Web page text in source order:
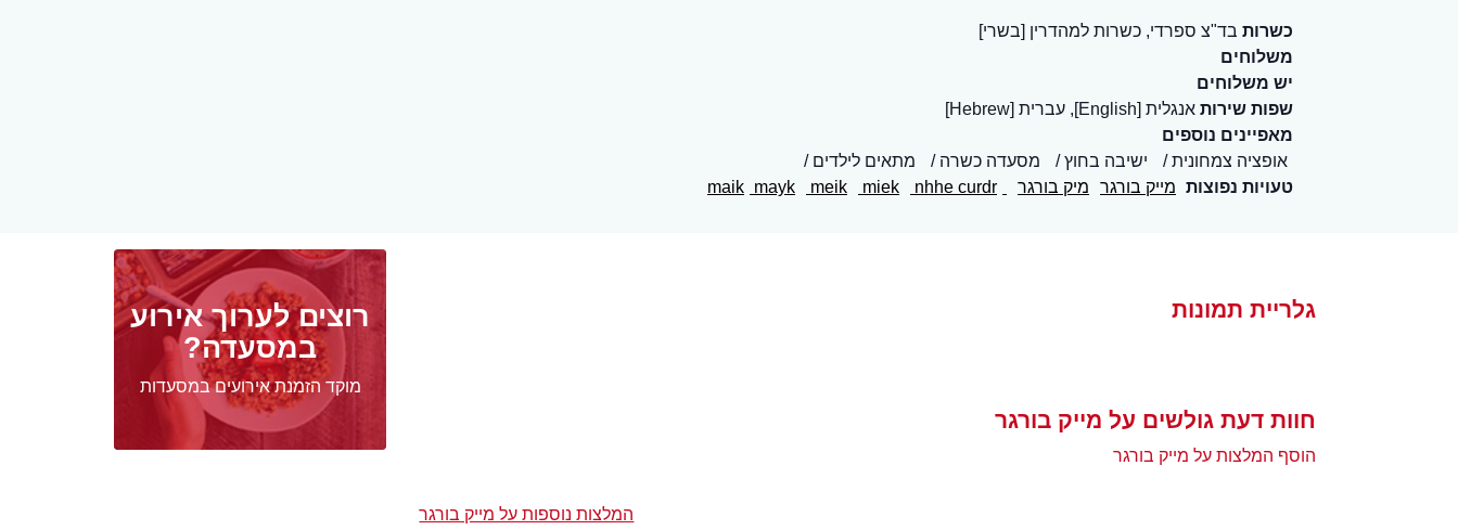
כשרות בד"צ ספרדי, כשרות למהדרין [בשרי]
משלוחים
יש משלוחים
שפות שירות אנגלית [English], עברית [Hebrew]
מאפיינים נוספים
אופציה צמחונית
ישיבה בחוץ מסעדה כשרה
מתאים לילדים
טעויות נפוצות מייק בורגר מיק בורגר mayk meik miek nhhe curdr
גלריית תמונות
חוות דעת גולשים על מייק בורגר
הוסף המלצות על מייק בורגר
המלצות נוספות על מייק בורגר
רוצים לערוך אירוע
במסעדה?
מוקד הזמנת אירועים במסעדות